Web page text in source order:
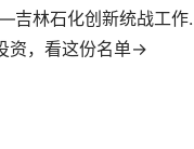
用长效机制
资，看这份名单→